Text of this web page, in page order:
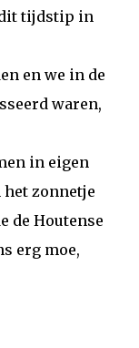
dit tijdstip in
en we in de
waren,
in eigen
zonnetje
de Houtense
erg moe,